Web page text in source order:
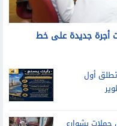
النقل.. ترخيص 10 سيارات أجرة جديدة على خط
أول
41 سقيفة في حملات بشوارع